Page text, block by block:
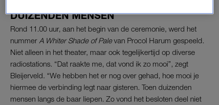
DUIZENDEN MENSEN
Rond 11.00 uur, aan het begin van de ceremonie, werd het
nummer A Whiter Shade of Palevan Procol Harum gespeeld.
Niet alleen in het theater, maar ook tegelijkertijd op diverse
radiostations. “Dat raakte me, dat vond ik zo mooi”, zegt
Bleijerveld. “We hebben het er nog over gehad, hoe mooi je
hiermee de verbinding legt naar gisteren. Toen duizenden
mensen langs de baar liepen. Zo vond het besloten deel niet